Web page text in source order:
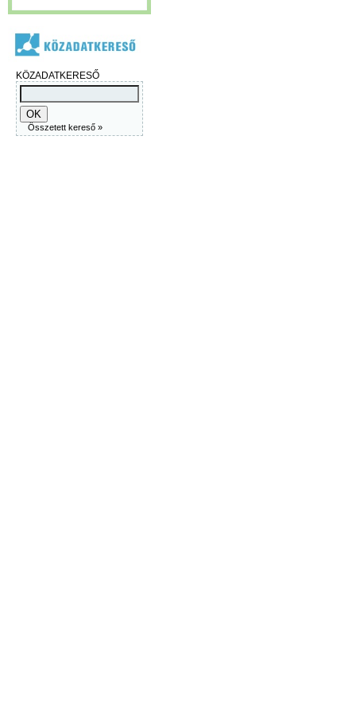
KÖZADATKERESŐ
Összetett kereső »